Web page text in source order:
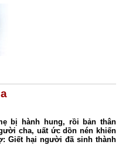
bị hành hung, rồi bản thân
cha, uất ức dồn nén khiến
Giết hại người đã sinh thành